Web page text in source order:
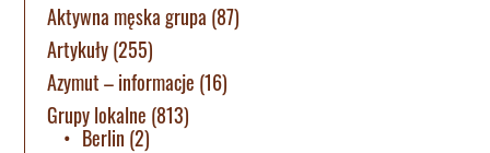
Aktywna męska grupa (87)
Artykuły(255)
Azymut – informacje (16)
Grupy lokalne (813)
Berlin (2)